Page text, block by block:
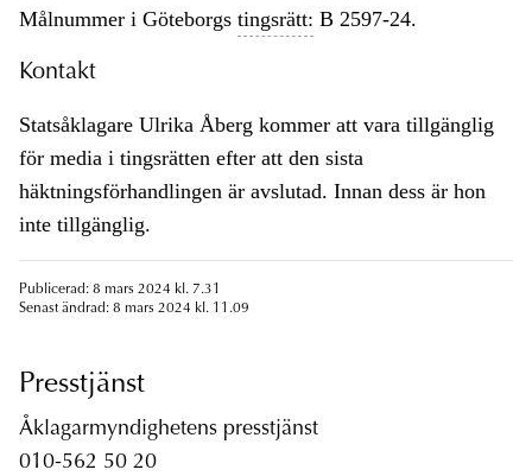
Målnummer i Göteborgs tingsrätt: B 2597-24.
Kontakt
Statsåklagare Ulrika Åberg kommer att vara tillgänglig
för media i tingsrätten efter att den sista
häktningsförhandlingen är avslutad. Innan dess är hon
inte tillgänglig.
Publicerad: 8 mars 2024 kl. 7.31
Senast ändrad: 8 mars 2024 kl. 11.09
Presstjänst
Åklagarmyndighetens presstjänst
010-562 50 20